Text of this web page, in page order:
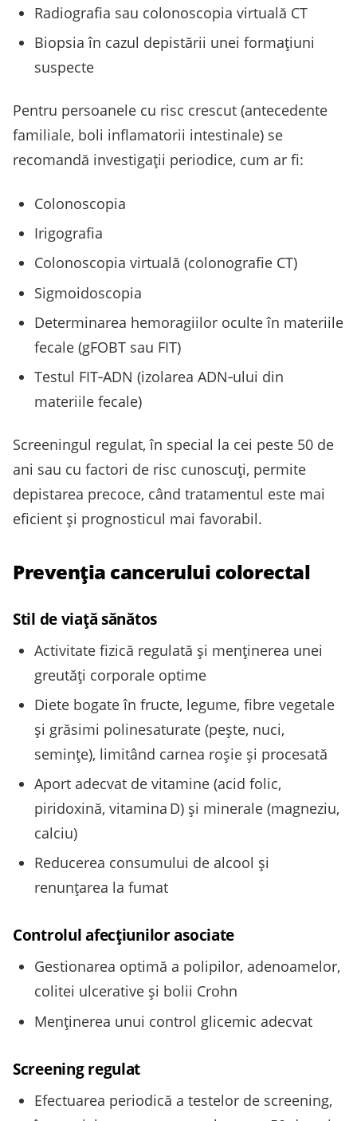
Radiografia sau colonoscopia virtuală CT
Biopsia în cazul depistării unei formaţiuni
suspecte
Pentru persoanele cu risc crescut (antecedente
familiale, boli inflamatorii intestinale) se
recomandă investigaţii periodice, cum ar fi:
Colonoscopia
Irigografia
Colonoscopia virtuală (colonografie CT)
Sigmoidoscopia
Determinarea hemoragiilor oculte în materiile
fecale (gFOBT sau FIT)
Testul FIT‑ADN (izolarea ADN‑ului din
materiile fecale)
Screeningul regulat, în special la cei peste 50 de
ani sau cu factori de risc cunoscuţi, permite
depistarea precoce, când tratamentul este mai
eficient și prognosticul mai favorabil.
Prevenția cancerului colorectal
Stil de viață sănătos
Activitate fizică regulată și menținerea unei
greutăţi corporale optime
Diete bogate în fructe, legume, fibre vegetale
și grăsimi polinesaturate (peşte, nuci,
seminţe), limitând carnea roşie și procesată
Aport adecvat de vitamine (acid folic,
piridoxină, vitamina D) și minerale (magneziu,
calciu)
Reducerea consumului de alcool și
renunţarea la fumat
Controlul afecţiunilor asociate
Gestionarea optimă a polipilor, adenoamelor,
colitei ulcerative şi bolii Crohn
Menţinerea unui control glicemic adecvat
Screening regulat
Efectuarea periodică a testelor de screening,